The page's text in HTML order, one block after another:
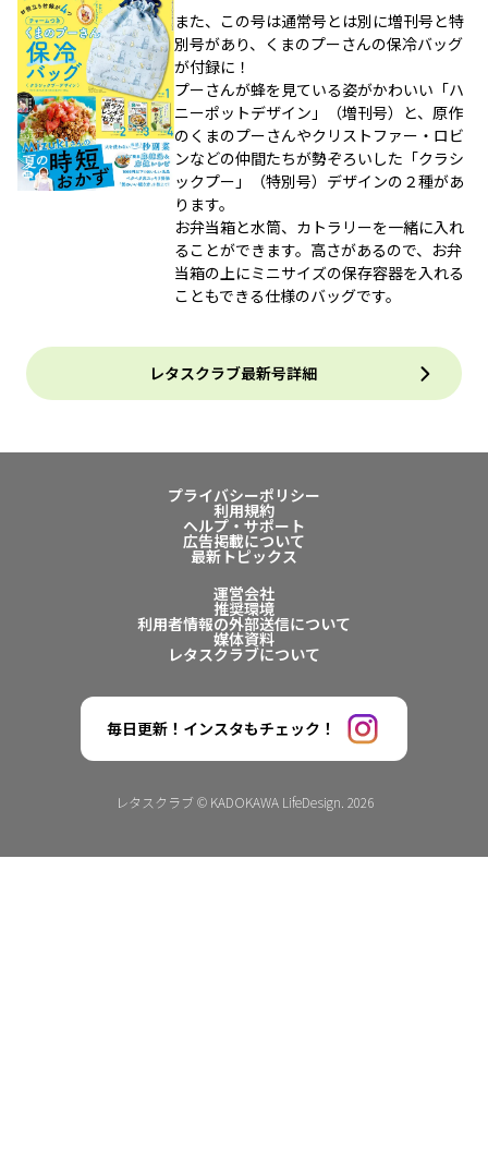
また、この号は通常号とは別に増刊号と特
別号があり、くまのプーさんの保冷バッグ
が付録に！
プーさんが蜂を見ている姿がかわいい「ハ
ニーポットデザイン」（増刊号）と、原作
のくまのプーさんやクリストファー・ロビ
ンなどの仲間たちが勢ぞろいした「クラシ
ックプー」（特別号）デザインの２種があ
ります。
お弁当箱と水筒、カトラリーを一緒に入れ
ることができます。高さがあるので、お弁
当箱の上にミニサイズの保存容器を入れる
こともできる仕様のバッグです。
レタスクラブ最新号詳細
プライバシーポリシー
利用規約
ヘルプ・サポート
広告掲載について
最新トピックス
運営会社
推奨環境
利用者情報の外部送信について
媒体資料
レタスクラブについて
毎日更新！インスタもチェック！
レタスクラブ © KADOKAWA LifeDesign. 2026